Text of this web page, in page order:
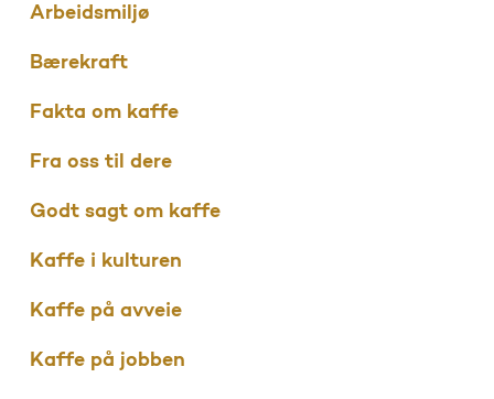
Arbeidsmiljø
Bærekraft
Fakta om kaffe
Fra oss til dere
Godt sagt om kaffe
Kaffe i kulturen
Kaffe på avveie
Kaffe på jobben